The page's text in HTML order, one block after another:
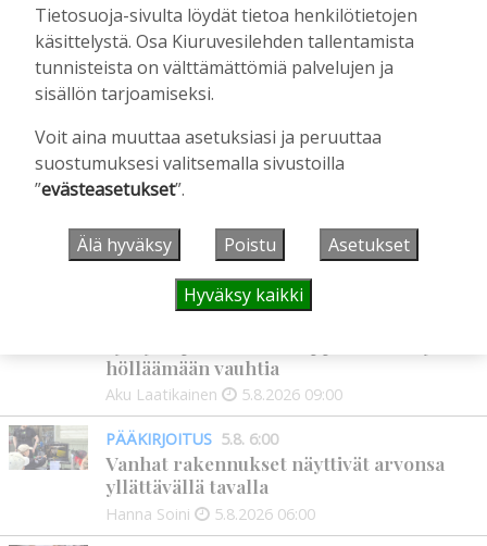
Rattijuoppoja jäi eniten kiinni Pohjois-
Savossa
Tilaajille
5.8. 9:00
Mikko Remes täyttää 50 vuotta – vaikka
hölläämään vauhtia
Aku Laatikainen 5.8.2026 09:00
PÄÄKIRJOITUS 5.8. 6:00
Vanhat rakennukset näyttivät arvonsa
yllättävällä tavalla
Hanna Soini 5.8.2026 06:00
Tietosuoja-sivulta löydät tietoa henkilötietojen
käsittelystä. Osa Kiuruvesilehden tallentamista
tunnisteista on välttämättömiä palvelujen ja
sisällön tarjoamiseksi.
Voit aina muuttaa asetuksiasi ja peruuttaa
suostumuksesi valitsemalla sivustoilla
”evästeasetukset”.
Älä hyväksy Poistu Asetukset
Hyväksy kaikki